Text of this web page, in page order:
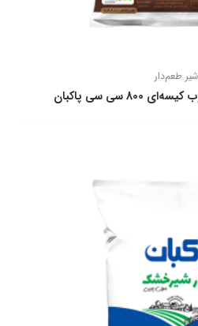
شیر طعم‌دار